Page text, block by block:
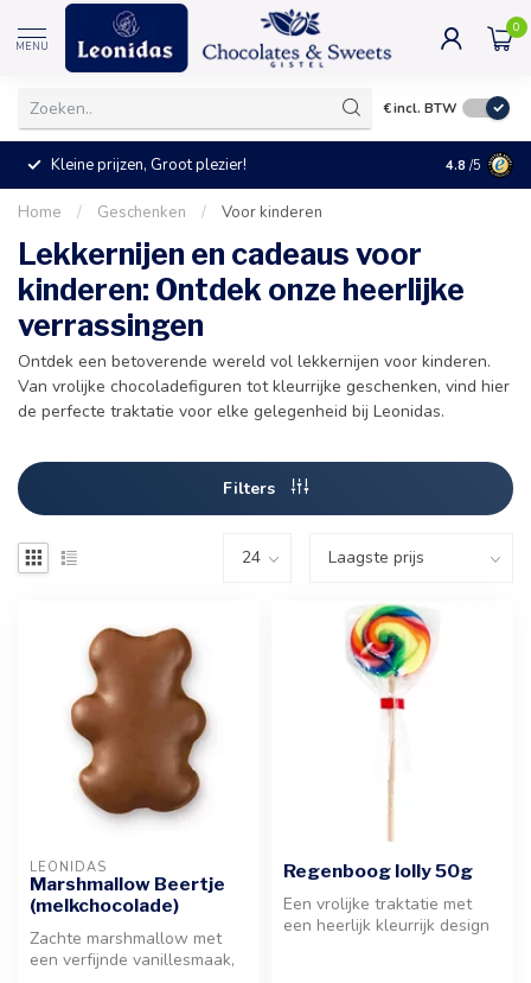
MENU
0
€incl. BTW
Kleine prijzen, Groot plezier! 4.8 /5
Home / Geschenken / Voor kinderen
Lekkernijen en cadeaus voor
kinderen: Ontdek onze heerlijke
verrassingen
Ontdek een betoverende wereld vol lekkernijen voor kinderen.
Van vrolijke chocoladefiguren tot kleurrijke geschenken, vind hier
de perfecte traktatie voor elke gelegenheid bij Leonidas.
Filters
LEONIDAS
Marshmallow Beertje
(melkchocolade)
Zachte marshmallow met
een verfijnde vanillesmaak,
Regenboog lolly 50g
Een vrolijke traktatie met
een heerlijk kleurrijk design